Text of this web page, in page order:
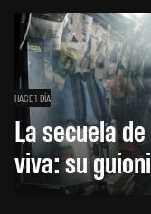
HACE 1 DÍA
La secuela
viva: su